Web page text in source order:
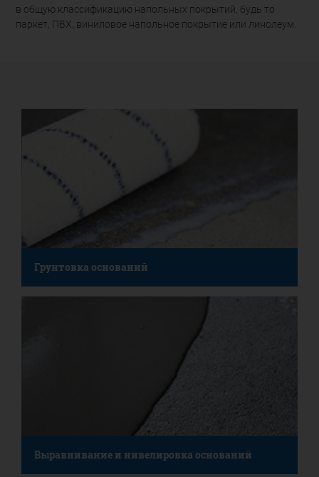
в общую классификацию напольных покрытий, будь то
паркет, ПВХ, виниловое напольное покрытие или линолеум.
Грунтовка оснований
Выравнивание и нивелировка оснований